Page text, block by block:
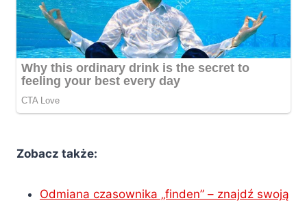
Zobacz także:
Odmiana czasownika „finden” – znajdź swoją